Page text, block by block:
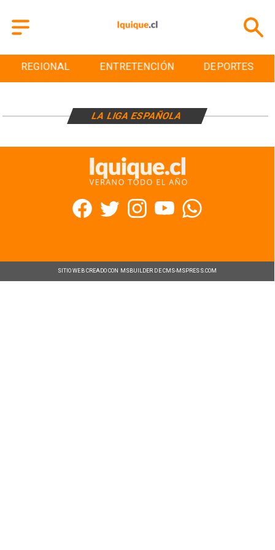
REGIONAL ENTRETENCIÓN DEPORTES
LA LIGA ESPAÑOLA
SITIO WEB CREADO CON MSBUILDER DE CMS-MSPRESS.COM